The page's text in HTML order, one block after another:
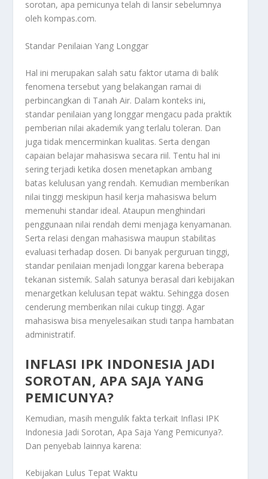
sorotan, apa pemicunya telah di lansir sebelumnya
oleh kompas.com.
Standar Penilaian Yang Longgar
Hal ini merupakan salah satu faktor utama di balik
fenomena tersebut yang belakangan ramai di
perbincangkan di Tanah Air. Dalam konteks ini,
standar penilaian yang longgar mengacu pada praktik
pemberian nilai akademik yang terlalu toleran. Dan
juga tidak mencerminkan kualitas. Serta dengan
capaian belajar mahasiswa secara riil. Tentu hal ini
sering terjadi ketika dosen menetapkan ambang
batas kelulusan yang rendah. Kemudian memberikan
nilai tinggi meskipun hasil kerja mahasiswa belum
memenuhi standar ideal. Ataupun menghindari
penggunaan nilai rendah demi menjaga kenyamanan.
Serta relasi dengan mahasiswa maupun stabilitas
evaluasi terhadap dosen. Di banyak perguruan tinggi,
standar penilaian menjadi longgar karena beberapa
tekanan sistemik. Salah satunya berasal dari kebijakan
menargetkan kelulusan tepat waktu. Sehingga dosen
cenderung memberikan nilai cukup tinggi. Agar
mahasiswa bisa menyelesaikan studi tanpa hambatan
administratif.
INFLASI IPK INDONESIA JADI
SOROTAN, APA SAJA YANG
PEMICUNYA?
Kemudian, masih mengulik fakta terkait Inflasi IPK
Indonesia Jadi Sorotan, Apa Saja Yang Pemicunya?.
Dan penyebab lainnya karena:
Kebijakan Lulus Tepat Waktu